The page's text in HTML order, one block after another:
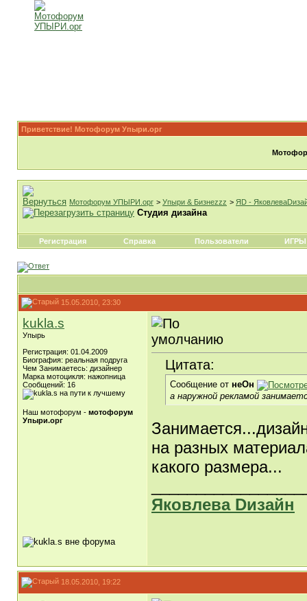
Приветствие! Мотофорум Упыри.орг
Мотофорум УПЫРИ.орг > Упыри & Бизнеzzz > ЯD -
Студия дизайна
Регистрация Справка Пользователи ИГРЫ
15.05.2010, 23:30
kukla.s
Упырь
Регистрация: 01.04.2009
Биография: реальная подруга
Чем Занимаетесь: дизайнер
Марка мотоцикля: нажопница
Сообщений: 16
Наш мотофорум - мотофорум
Упыри.орг
Цитата:
Сообщение от неОн
а наружной рекламой
на разных
какого размера...
Яковлева Dизайн
18.05.2010, 19:22